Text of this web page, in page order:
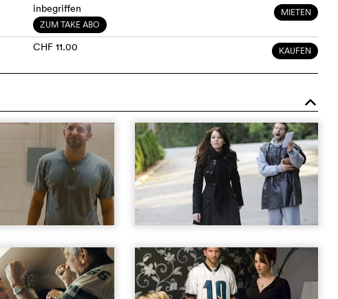
inbegriffen
ZUM TAKE ABO
MIETEN
CHF 11.00 KAUFEN
o